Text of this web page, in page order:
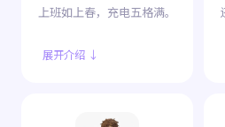
上班如上春，充电五格满。
展开介绍 ↓